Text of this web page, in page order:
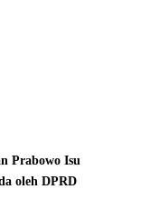
Prabowo Isu
oleh DPRD